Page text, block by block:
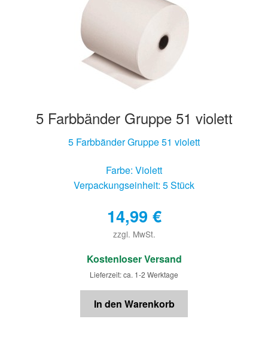
5 Farbbänder Gruppe 51 violett
5 Farbbänder Gruppe 51 violett
Farbe: Violett
Verpackungseinheit: 5 Stück
14,99 €
zzgl. MwSt.
€
Kostenloser Versand
Lieferzeit: ca. 1-2 Werktage
In den Warenkorb